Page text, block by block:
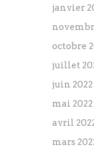
janvier
octobre
juillet
juin 2022
mai 2022
avril
mars